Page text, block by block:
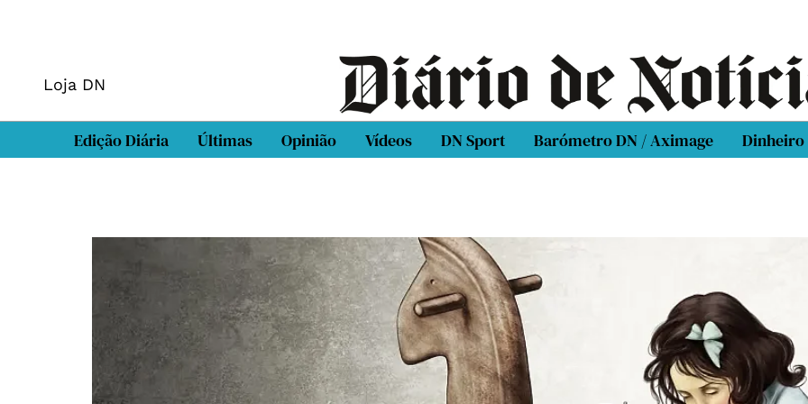
Loja DN
Edição Diária Últimas Opinião Vídeos DN Sport Barómetro DN / Aximage Dinheiro